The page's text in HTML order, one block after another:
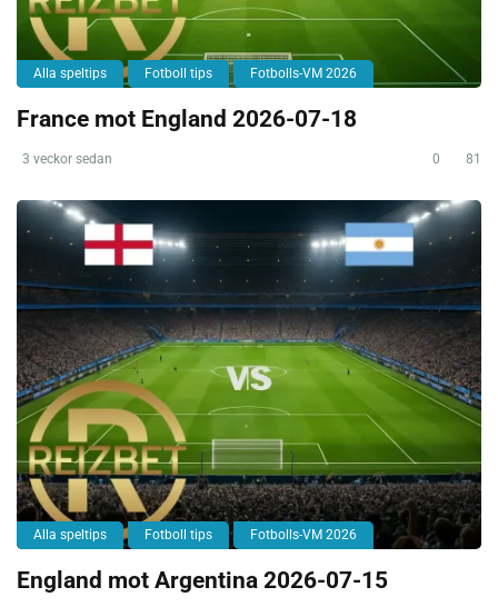
Alla speltips Fotboll tips Fotbolls-VM 2026
France mot England 2026-07-18
3 veckor sedan 0 81
Alla speltips Fotboll tips Fotbolls-VM 2026
England mot Argentina 2026-07-15